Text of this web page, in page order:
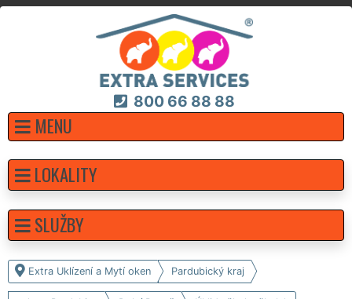
800 66 88 88
MENU
Extra Uklízení a Mytí oken Pardubický kraj
LOKALITY
SLUŽBY